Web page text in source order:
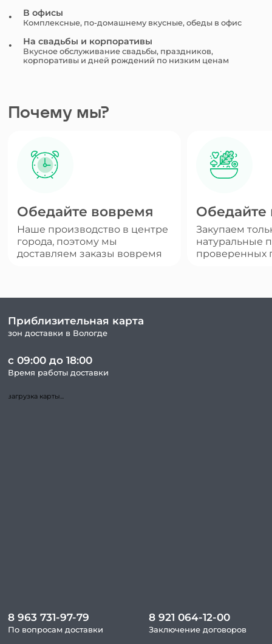
В офисы
Комплексные, по-домашнему вкусные, обеды в офис
На свадьбы и корпоративы
Вкусное обслуживание свадьбы, праздников,
корпоративы и дней рождений по низким ценам
Почему мы?
Обедайте вовремя
Наше производство в центре
города, поэтому мы
доставляем заказы вовремя
Обедайте
Закупаем
натуральные
проверенных
Приблизительная карта
зон доставки в Вологде
с 09:00 до 18:00
Время работы доставки
загрузка карты...
8 963 731-97-79
По вопросам доставки
8 921 064-12-00
Заключение договоров